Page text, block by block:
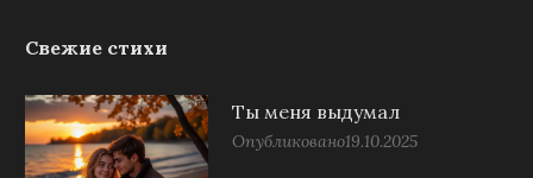
Свежие стихи
Ты меня выдумал
Опубликовано19.10.2025